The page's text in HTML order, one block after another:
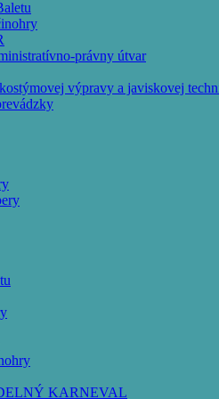
právny útvar
výpravy a javiskovej
KARNEVAL